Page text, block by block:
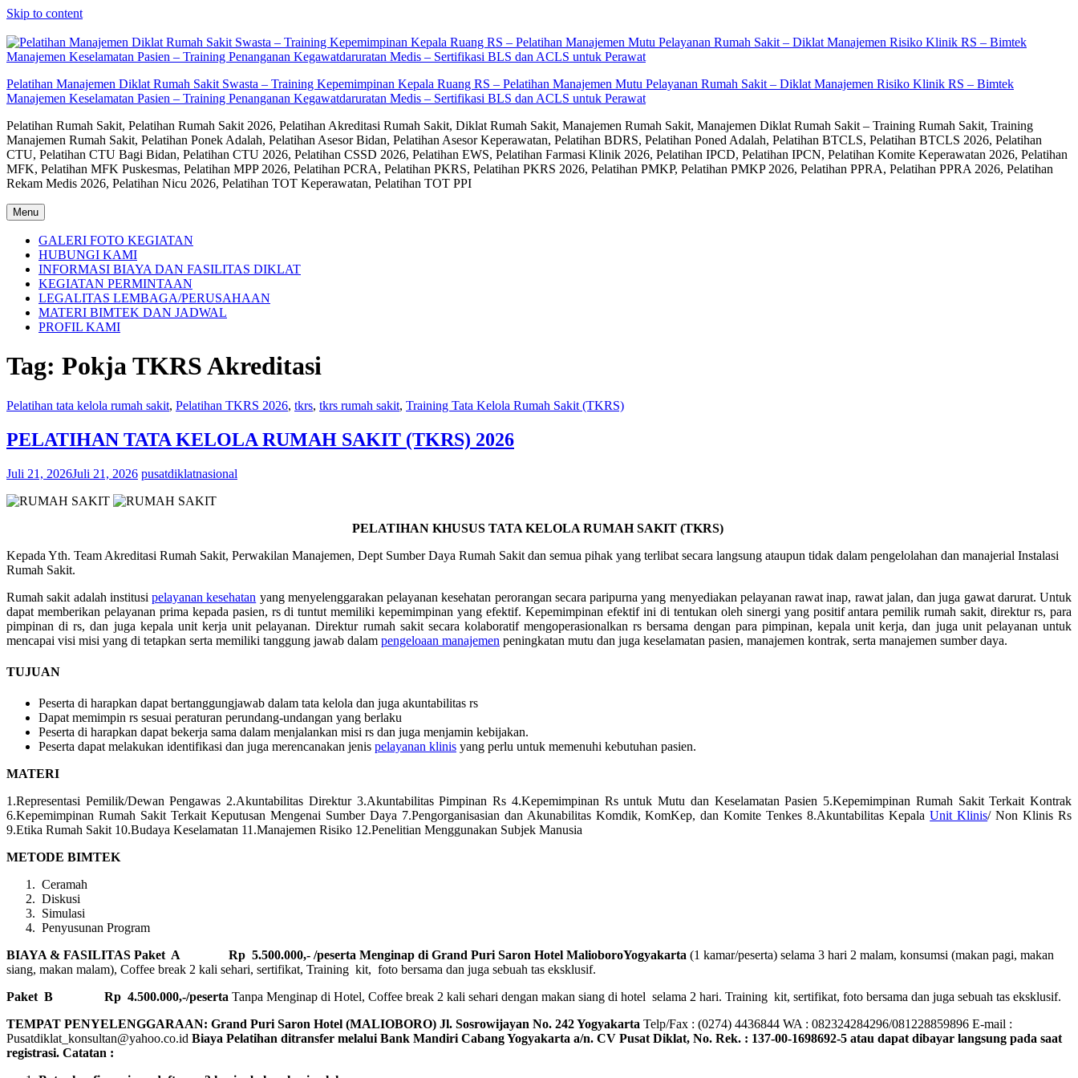
Skip to content
Pelatihan Manajemen Diklat Rumah Sakit Swasta – Training Kepemimpinan Kepala Ruang RS – Pelatihan Manajemen Mutu Pelayanan Rumah Sakit – Diklat Manajemen Risiko Klinik RS – Bimtek
Manajemen Keselamatan Pasien – Training Penanganan Kegawatdaruratan Medis – Sertifikasi BLS dan ACLS untuk Perawat
Pelatihan Rumah Sakit, Pelatihan Rumah Sakit 2026, Pelatihan Akreditasi Rumah Sakit, Diklat Rumah Sakit, Manajemen Rumah Sakit, Manajemen Diklat Rumah Sakit – Training Rumah Sakit, Training
Manajemen Rumah Sakit, Pelatihan Ponek Adalah, Pelatihan Asesor Bidan, Pelatihan Asesor Keperawatan, Pelatihan BDRS, Pelatihan Poned Adalah, Pelatihan BTCLS, Pelatihan BTCLS 2026, Pelatihan
CTU, Pelatihan CTU Bagi Bidan, Pelatihan CTU 2026, Pelatihan CSSD 2026, Pelatihan EWS, Pelatihan Farmasi Klinik 2026, Pelatihan IPCD, Pelatihan IPCN, Pelatihan Komite Keperawatan 2026, Pelatihan
MFK, Pelatihan MFK Puskesmas, Pelatihan MPP 2026, Pelatihan PCRA, Pelatihan PKRS, Pelatihan PKRS 2026, Pelatihan PMKP, Pelatihan PMKP 2026, Pelatihan PPRA, Pelatihan PPRA 2026, Pelatihan
Rekam Medis 2026, Pelatihan Nicu 2026, Pelatihan TOT Keperawatan, Pelatihan TOT PPI
Menu
GALERI FOTO KEGIATAN
HUBUNGI KAMI
INFORMASI BIAYA DAN FASILITAS DIKLAT
KEGIATAN PERMINTAAN
LEGALITAS LEMBAGA/PERUSAHAAN
MATERI BIMTEK DAN JADWAL
PROFIL KAMI
Tag: Pokja TKRS Akreditasi
Pelatihan tata kelola rumah sakit, Pelatihan TKRS 2026, tkrs, tkrs rumah sakit, Training Tata Kelola Rumah Sakit (TKRS)
PELATIHAN TATA KELOLA RUMAH SAKIT (TKRS) 2026
Juli 21, 2026Juli 21, 2026 pusatdiklatnasional
PELATIHAN KHUSUS TATA KELOLA RUMAH SAKIT (TKRS)
Kepada Yth. Team Akreditasi Rumah Sakit, Perwakilan Manajemen, Dept Sumber Daya Rumah Sakit dan semua pihak yang terlibat secara langsung ataupun tidak dalam pengelolahan dan manajerial Instalasi
Rumah Sakit.
Rumah sakit adalah institusi pelayanan kesehatan yang menyelenggarakan pelayanan kesehatan perorangan secara paripurna yang menyediakan pelayanan rawat inap, rawat jalan, dan juga gawat darurat. Untuk
dapat memberikan pelayanan prima kepada pasien, rs di tuntut memiliki kepemimpinan yang efektif. Kepemimpinan efektif ini di tentukan oleh sinergi yang positif antara pemilik rumah sakit, direktur rs, para
pimpinan di rs, dan juga kepala unit kerja unit pelayanan. Direktur rumah sakit secara kolaboratif mengoperasionalkan rs bersama dengan para pimpinan, kepala unit kerja, dan juga unit pelayanan untuk
mencapai visi misi yang di tetapkan serta memiliki tanggung jawab dalam pengeloaan manajemen peningkatan mutu dan juga keselamatan pasien, manajemen kontrak, serta manajemen sumber daya.
TUJUAN
Peserta di harapkan dapat bertanggungjawab dalam tata kelola dan juga akuntabilitas rs
Dapat memimpin rs sesuai peraturan perundang-undangan yang berlaku
Peserta di harapkan dapat bekerja sama dalam menjalankan misi rs dan juga menjamin kebijakan.
Peserta dapat melakukan identifikasi dan juga merencanakan jenis pelayanan klinis yang perlu untuk memenuhi kebutuhan pasien.
MATERI
1.Representasi Pemilik/Dewan Pengawas 2.Akuntabilitas Direktur 3.Akuntabilitas Pimpinan Rs 4.Kepemimpinan Rs untuk Mutu dan Keselamatan Pasien 5.Kepemimpinan Rumah Sakit Terkait Kontrak
6.Kepemimpinan Rumah Sakit Terkait Keputusan Mengenai Sumber Daya 7.Pengorganisasian dan Akunabilitas Komdik, KomKep, dan Komite Tenkes 8.Akuntabilitas KepalaUnit Klinis/ Non Klinis Rs
9.Etika Rumah Sakit 10.Budaya Keselamatan 11.Manajemen Risiko 12.Penelitian Menggunakan Subjek Manusia
METODE BIMTEK
Ceramah
Diskusi
Simulasi
Penyusunan Program
BIAYA & FASILITAS Paket A Rp 5.500.000,- /peserta Menginap di Grand Puri Saron Hotel MalioboroYogyakarta (1 kamar/peserta) selama 3 hari 2 malam, konsumsi (makan pagi, makan
siang, makan malam), Coffee break 2 kali sehari, sertifikat, Training kit, foto bersama dan juga sebuah tas eksklusif.
Paket B
Rp 4.500.000,-/peserta Tanpa Menginap di Hotel, Coffee break 2 kali sehari dengan makan siang di hotel selama 2 hari. Training kit, sertifikat, foto bersama dan juga sebuah tas eksklusif.
TEMPAT PENYELENGGARAAN: Grand Puri Saron Hotel (MALIOBORO) Jl. Sosrowijayan No. 242 Yogyakarta Telp/Fax : (0274) 4436844 WA : 082324284296/081228859896 E-mail :
Pusatdiklat_konsultan@yahoo.co.id Biaya Pelatihan ditransfer melalui Bank Mandiri Cabang Yogyakarta a/n. CV Pusat Diklat, No. Rek. : 137-00-1698692-5 atau dapat dibayar langsung pada saat
registrasi. Catatan :